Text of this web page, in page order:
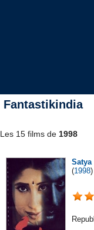
Fantastikindia
Les 15 films de 1998
Satya
(1998)